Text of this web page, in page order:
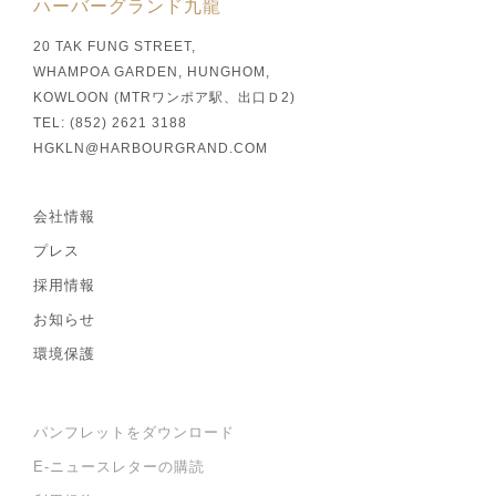
ハーバーグランド九龍
20 TAK FUNG STREET,
WHAMPOA GARDEN, HUNGHOM,
KOWLOON (MTRワンポア駅、出口Ｄ2)
TEL: (852) 2621 3188
HGKLN@HARBOURGRAND.COM
会社情報
プレス
採用情報
お知らせ
環境保護
パンフレットをダウンロード
E-ニュースレターの購読